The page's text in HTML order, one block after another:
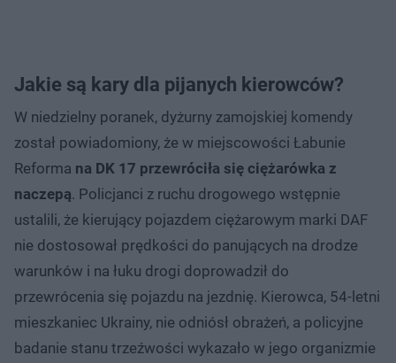
Jakie są kary dla pijanych kierowców?
W niedzielny poranek, dyżurny zamojskiej komendy
został powiadomiony, że w miejscowości Łabunie
Reforma na DK 17 przewróciła się ciężarówka z
naczepą. Policjanci z ruchu drogowego wstępnie
ustalili, że kierujący pojazdem ciężarowym marki DAF
nie dostosował prędkości do panujących na drodze
warunków i na łuku drogi doprowadził do
przewrócenia się pojazdu na jezdnię. Kierowca, 54-letni
mieszkaniec Ukrainy, nie odniósł obrażeń, a policyjne
badanie stanu trzeźwości wykazało w jego organizmie